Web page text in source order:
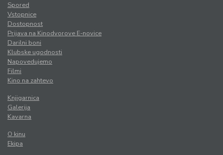
Spored
Vstopnice
Dostopnost
Prijava na Kinodvorove E-novice
Darilni boni
Klubske ugodnosti
Napovedujemo
Filmi
Kino na zahtevo
Knjigarnica
Galerija
Kavarna
O kinu
Ekipa